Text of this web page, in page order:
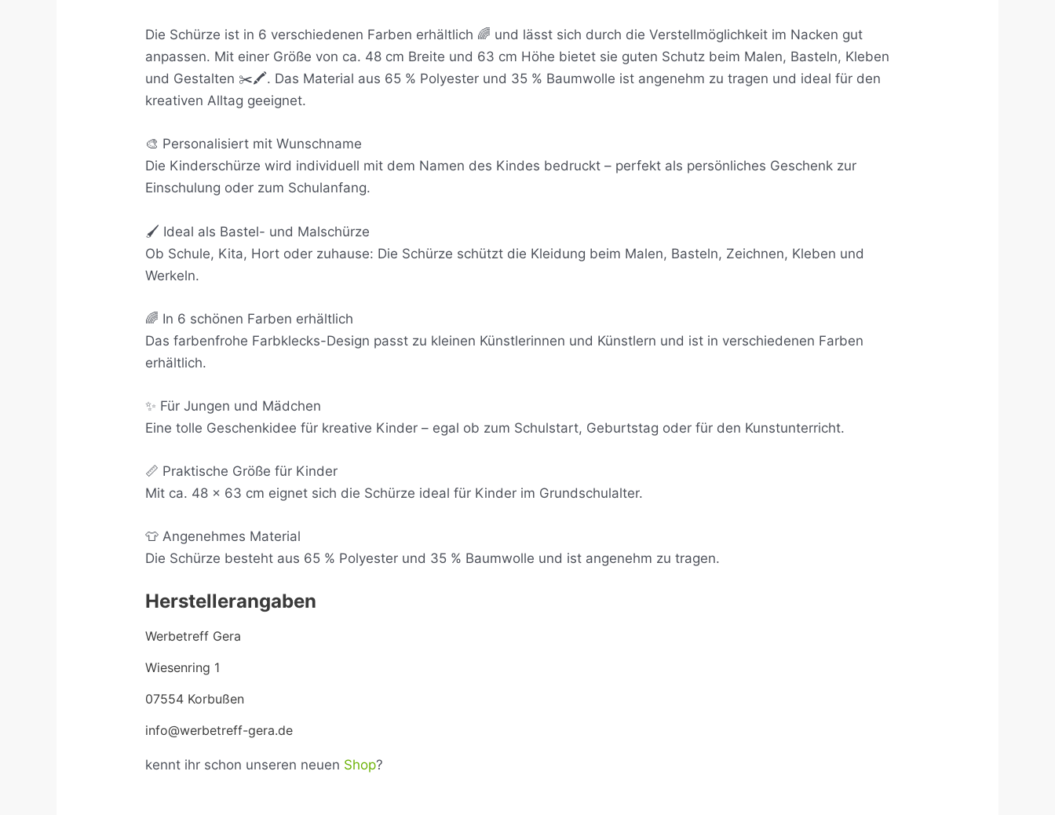
Die Schürze ist in 6 verschiedenen Farben erhältlich 🌈 und lässt sich durch die Verstellmöglichkeit im Nacken gut
anpassen. Mit einer Größe von ca. 48 cm Breite und 63 cm Höhe bietet sie guten Schutz beim Malen, Basteln, Kleben
und Gestalten ✂️🖍️. Das Material aus 65 % Polyester und 35 % Baumwolle ist angenehm zu tragen und ideal für den
kreativen Alltag geeignet.
🎨 Personalisiert mit Wunschname
Die Kinderschürze wird individuell mit dem Namen des Kindes bedruckt – perfekt als persönliches Geschenk zur
Einschulung oder zum Schulanfang.
🖌️ Ideal als Bastel- und Malschürze
Ob Schule, Kita, Hort oder zuhause: Die Schürze schützt die Kleidung beim Malen, Basteln, Zeichnen, Kleben und
Werkeln.
🌈 In 6 schönen Farben erhältlich
Das farbenfrohe Farbklecks-Design passt zu kleinen Künstlerinnen und Künstlern und ist in verschiedenen Farben
erhältlich.
✨ Für Jungen und Mädchen
Eine tolle Geschenkidee für kreative Kinder – egal ob zum Schulstart, Geburtstag oder für den Kunstunterricht.
📏 Praktische Größe für Kinder
Mit ca. 48 × 63 cm eignet sich die Schürze ideal für Kinder im Grundschulalter.
👕 Angenehmes Material
Die Schürze besteht aus 65 % Polyester und 35 % Baumwolle und ist angenehm zu tragen.
Herstellerangaben
Werbetreff Gera
Wiesenring 1
07554 Korbußen
info@werbetreff-gera.de
kennt ihr schon unseren neuen Shop?